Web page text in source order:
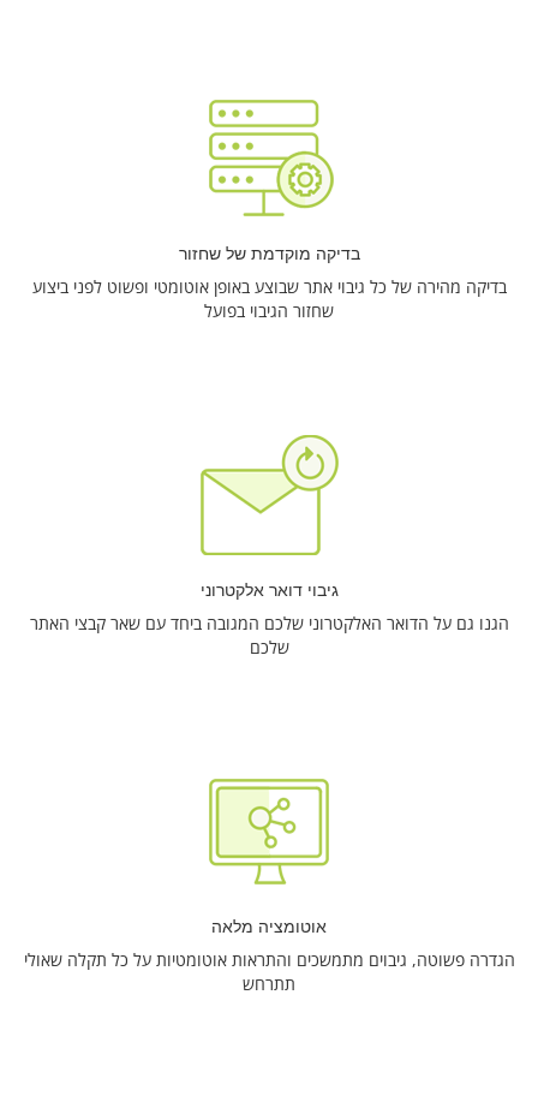
בדיקה מוקדמת של שחזור
בדיקה מהירה של כל גיבוי אתר שבוצע באופן אוטומטי ופשוט לפני ביצוע
שחזור הגיבוי בפועל
גיבוי דואר אלקטרוני
הגנו גם על הדואר האלקטרוני שלכם המגובה ביחד עם שאר קבצי האתר
שלכם
אוטומציה מלאה
הגדרה פשוטה, גיבוים מתמשכים והתראות אוטומטיות על כל תקלה שאולי
תתרחש